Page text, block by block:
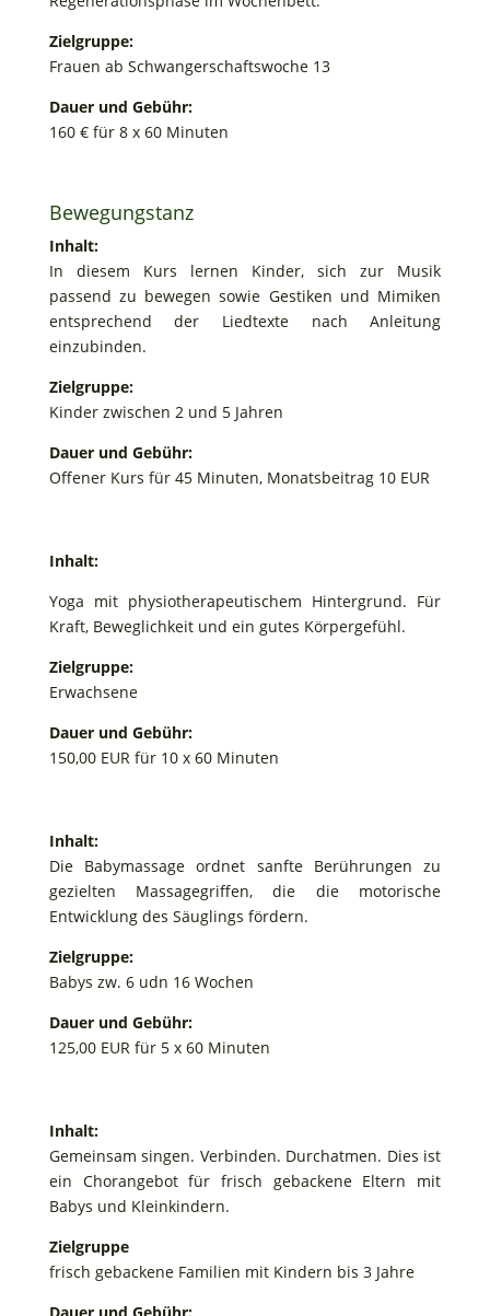
Zielgruppe:
Frauen ab Schwangerschaftswoche 13
Dauer und Gebühr:
160 € für 8 x 60 Minuten
Bewegungstanz
Inhalt:
In diesem Kurs lernen Kinder, sich zur Musik
passend zu bewegen sowie Gestiken und Mimiken
entsprechend der Liedtexte nach Anleitung
einzubinden.
Zielgruppe:
Kinder zwischen 2 und 5 Jahren
Dauer und Gebühr:
Offener Kurs für 45 Minuten, Monatsbeitrag 10 EUR
Inhalt:
Yoga mit physiotherapeutischem Hintergrund. Für
Kraft, Beweglichkeit und ein gutes Körpergefühl.
Zielgruppe:
Erwachsene
Dauer und Gebühr:
150,00 EUR für 10 x 60 Minuten
Inhalt:
Die Babymassage ordnet sanfte Berührungen zu
gezielten Massagegriffen, die die motorische
Entwicklung des Säuglings fördern.
Zielgruppe:
Babys zw. 6 udn 16 Wochen
Dauer und Gebühr:
125,00 EUR für 5 x 60 Minuten
Inhalt:
Gemeinsam singen. Verbinden. Durchatmen. Dies ist
ein Chorangebot für frisch gebackene Eltern mit
Babys und Kleinkindern.
Zielgruppe
frisch gebackene Familien mit Kindern bis 3 Jahre